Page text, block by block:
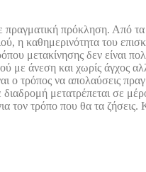
πραγματική πρόκληση. Από
η καθημερινότητα του
μετακίνησης δεν είναι
με άνεση και χωρίς άγχος
ο τρόπος να απολαύσεις
μετατρέπεται σε
τον τρόπο που θα τα ζήσεις.